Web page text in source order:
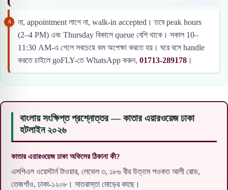
না, appointment লাগে না, walk-in accepted। তবে peak hours
(2–4 PM) এবং Thursday বিকালে queue বেশি থাকে। সকাল 10–
11:30 AM-এ গেলে সবচেয়ে কম অপেক্ষা করতে হয়। ঘরে বসে handle
করতে চাইলে goFLY-তে WhatsApp করুন, 01713-289178 ।
বাংলায় সংক্ষিপ্ত প্রশ্নোত্তর — কাতার এয়ারওয়েজ ঢাকা
হটলাইন ২০২৬
কাতার এয়ারওয়েজ ঢাকা অফিসের ঠিকানা কী?
এসপিএল ওয়েস্টার্ন টাওয়ার, লেভেল ৩, ১৮৬ বীর উত্তম শওকত আলী রোড,
তেজগাঁও, ঢাকা-১২০৮। সাতরাস্তা মোড়ের কাছে।